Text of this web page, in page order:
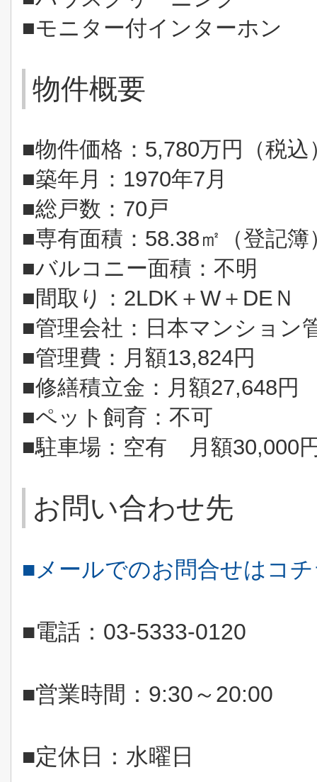
■モニター付インターホン
物件概要
■物件価格：5,780万円（税込
■築年月：1970年7月
■総戸数：70戸
■専有面積：58.38㎡（登記簿
■バルコニー面積：不明
■間取り：2LDK＋W＋DEＮ
■管理会社：日本マンション
■管理費：月額13,824円
■修繕積立金：月額27,648円
■ペット飼育：不可
■駐車場：空有 月額30,000
お問い合わせ先
■メールでのお問合せはコ
■電話： 03-5333-0120
■営業時間： 9:30～20:00
■定休日：水曜日